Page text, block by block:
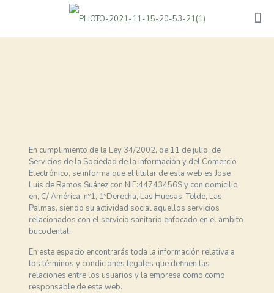
En cumplimiento de la Ley 34/2002, de 11 de julio, de
Servicios de la Sociedad de la Información y del Comercio
Electrónico, se informa que el titular de esta web es Jose
Luis de Ramos Suárez con NIF:44743456S y con domicilio
en, C/ América, nº1, 1ºDerecha, Las Huesas, Telde, Las
Palmas, siendo su actividad social aquellos servicios
relacionados con el servicio sanitario enfocado en el ámbito
bucodental.
En este espacio encontrarás toda la información relativa a
los términos y condiciones legales que definen las
relaciones entre los usuarios y la empresa como como
responsable de esta web.